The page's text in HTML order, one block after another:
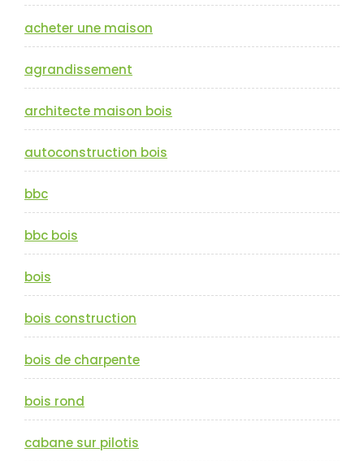
acheter une maison
agrandissement
architecte maison bois
autoconstruction bois
bbc
bbc bois
bois
bois construction
bois de charpente
bois rond
cabane sur pilotis